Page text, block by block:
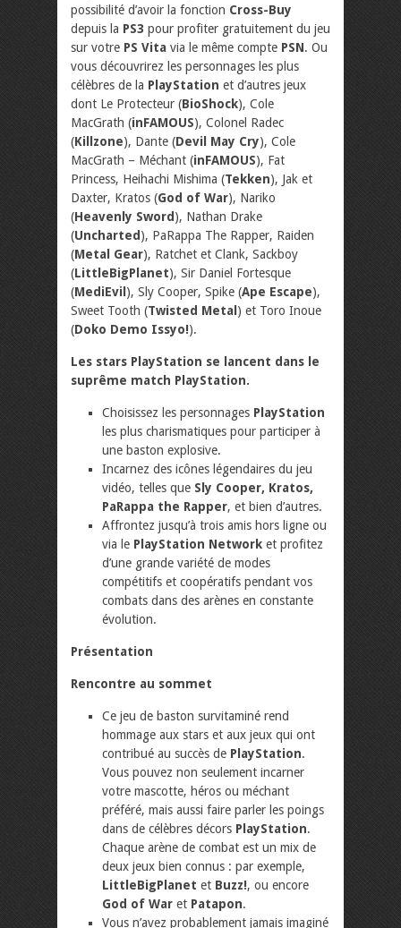
possibilité d’avoir la fonction Cross-Buy
depuis la PS3 pour profiter gratuitement du jeu
sur votre PS Vita via le même compte PSN. Ou
vous découvrirez les personnages les plus
célèbres de la PlayStation et d’autres jeux
dont Le Protecteur (BioShock), Cole
MacGrath (inFAMOUS), Colonel Radec
(Killzone), Dante (Devil May Cry), Cole
MacGrath – Méchant (inFAMOUS), Fat
Princess, Heihachi Mishima (Tekken), Jak et
Daxter, Kratos (God of War), Nariko
(Heavenly Sword ), Nathan Drake
(Uncharted ), PaRappa The Rapper, Raiden
(Metal Gear), Ratchet et Clank, Sackboy
(LittleBigPlanet), Sir Daniel Fortesque
(MediEvil ), Sly Cooper, Spike (Ape Escape),
Sweet Tooth (Twisted Metal ) et Toro Inoue
(Doko Demo Issyo!).
Les stars PlayStation se lancent dans le
suprême match PlayStation.
Choisissez les personnages PlayStation
les plus charismatiques pour participer à
une baston explosive.
Incarnez des icônes légendaires du jeu
vidéo, telles que Sly Cooper, Kratos,
PaRappa the Rapper, et bien d’autres.
Affrontez jusqu’à trois amis hors ligne ou
via le PlayStation Network et profitez
d’une grande variété de modes
compétitifs et coopératifs pendant vos
combats dans des arènes en constante
évolution.
Présentation
Rencontre au sommet
Ce jeu de baston survitaminé rend
hommage aux stars et aux jeux qui ont
contribué au succès de PlayStation.
Vous pouvez non seulement incarner
votre mascotte, héros ou méchant
préféré, mais aussi faire parler les poings
dans de célèbres décors PlayStation.
Chaque arène de combat est un mix de
deux jeux bien connus : par exemple,
LittleBigPlanet et Buzz!, ou encore
God of War et Patapon.
Vous n’avez probablement jamais imaginé